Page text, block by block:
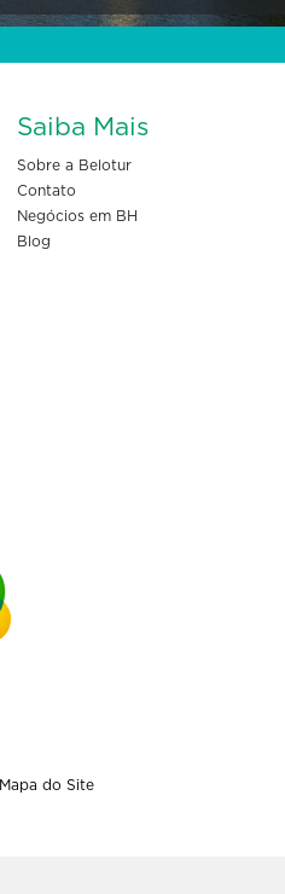
Saiba Mais
Sobre a Belotur
Contato
Negócios em BH
Blog
Mapa do Site